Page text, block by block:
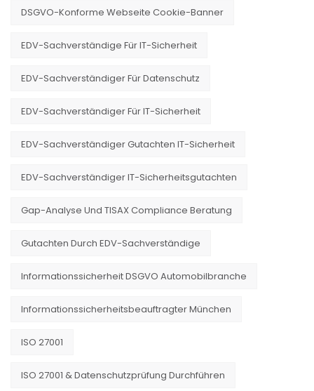
DSGVO-Konforme Webseite Cookie-Banner
EDV-Sachverständige Für IT-Sicherheit
EDV-Sachverständiger Für Datenschutz
EDV-Sachverständiger Für IT-Sicherheit
EDV-Sachverständiger Gutachten IT-Sicherheit
EDV-Sachverständiger IT-Sicherheitsgutachten
Gap-Analyse Und TISAX Compliance Beratung
Gutachten Durch EDV-Sachverständige
Informationssicherheit DSGVO Automobilbranche
Informationssicherheitsbeauftragter München
ISO 27001
ISO 27001 & Datenschutzprüfung Durchführen